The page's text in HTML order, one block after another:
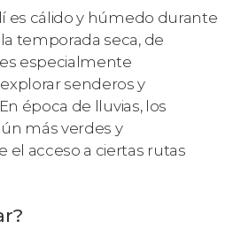
es cálido y húmedo durante
temporada seca, de
especialmente
senderos y
época de lluvias, los
más verdes y
el acceso a ciertas rutas